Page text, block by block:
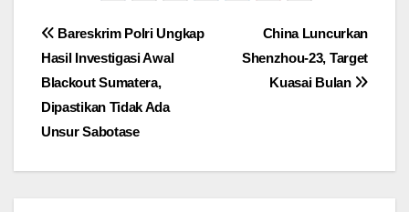
Navigasi
pos
China Luncurkan
Shenzhou-23, Target
Kuasai Bulan
Bareskrim Polri Ungkap
Hasil Investigasi Awal
Blackout Sumatera,
Dipastikan Tidak Ada
Unsur Sabotase